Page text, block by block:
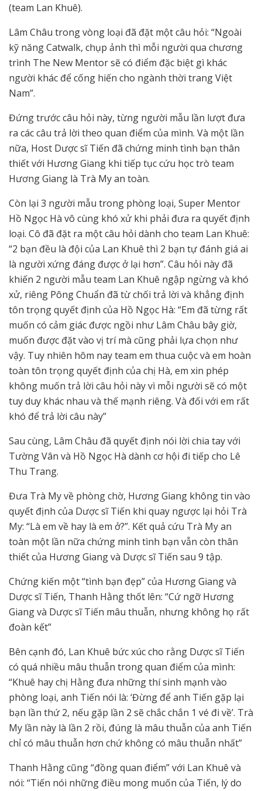
(team Lan Khuê).
Lâm Châu trong vòng loại đã đặt một câu hỏi: “Ngoài
kỹ năng Catwalk, chụp ảnh thì mỗi người qua chương
trình The New Mentor sẽ có điểm đặc biệt gì khác
người khác để cống hiến cho ngành thời trang Việt
Nam”.
Đứng trước câu hỏi này, từng người mẫu lần lượt đưa
ra các câu trả lời theo quan điểm của mình. Và một lần
nữa, Host Dược sĩ Tiến đã chứng minh tình bạn thân
thiết với Hương Giang khi tiếp tục cứu học trò team
Hương Giang là Trà My an toàn.
Còn lại 3 người mẫu trong phòng loại, Super Mentor
Hồ Ngọc Hà vô cùng khó xử khi phải đưa ra quyết định
loại. Cô đã đặt ra một câu hỏi dành cho team Lan Khuê:
“2 bạn đều là đội của Lan Khuê thì 2 bạn tự đánh giá ai
là người xứng đáng được ở lại hơn”. Câu hỏi này đã
khiến 2 người mẫu team Lan Khuê ngập ngừng và khó
xử, riêng Pông Chuẩn đã từ chối trả lời và khẳng định
tôn trọng quyết định của Hồ Ngọc Hà: “Em đã từng rất
muốn có cảm giác được ngồi như Lâm Châu bây giờ,
muốn được đặt vào vị trí mà cũng phải lựa chọn như
vậy. Tuy nhiên hôm nay team em thua cuộc và em hoàn
toàn tôn trọng quyết định của chị Hà, em xin phép
không muốn trả lời câu hỏi này vì mỗi người sẽ có một
tuy duy khác nhau và thế mạnh riêng. Và đối với em rất
khó để trả lời câu này”
Sau cùng, Lâm Châu đã quyết định nói lời chia tay với
Tường Vân và Hồ Ngọc Hà dành cơ hội đi tiếp cho Lê
Thu Trang.
Đưa Trà My về phòng chờ, Hương Giang không tin vào
quyết định của Dược sĩ Tiến khi quay ngược lại hỏi Trà
My: “Là em về hay là em ở?”. Kết quả cứu Trà My an
toàn một lần nữa chứng minh tình bạn vẫn còn thân
thiết của Hương Giang và Dược sĩ Tiến sau 9 tập.
Chứng kiến một “tình bạn đẹp” của Hương Giang và
Dược sĩ Tiến, Thanh Hằng thốt lên: “Cứ ngỡ Hương
Giang và Dược sĩ Tiến mâu thuẫn, nhưng không họ rất
đoàn kết”
Bên cạnh đó, Lan Khuê bức xúc cho rằng Dược sĩ Tiến
có quá nhiều mâu thuẫn trong quan điểm của mình:
“Khuê hay chị Hằng đưa những thí sinh mạnh vào
phòng loại, anh Tiến nói là: ‘Đừng để anh Tiến gặp lại
bạn lần thứ 2, nếu gặp lần 2 sẽ chắc chắn 1 vé đi về’. Trà
My lần này là lần 2 rồi, đúng là mâu thuẫn của anh Tiến
chỉ có mâu thuẫn hơn chứ không có mâu thuẫn nhất”
Thanh Hằng cũng “đồng quan điểm” với Lan Khuê và
nói: “Tiến nói những điều mong muốn của Tiến, lý do